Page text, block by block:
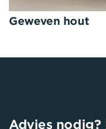
Geweven hout
Advies nodig?